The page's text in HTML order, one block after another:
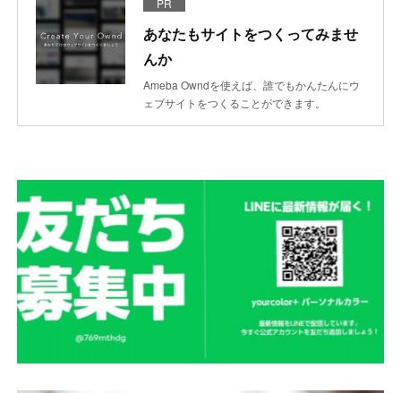
あなたもサイトをつくってみませ
んか
Ameba Owndを使えば、誰でもかんたんにウ
ェブサイトをつくることができます。